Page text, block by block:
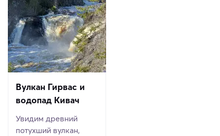
Вулкан Гирвас и
водопад Кивач
Увидим древний
потухший вулкан,